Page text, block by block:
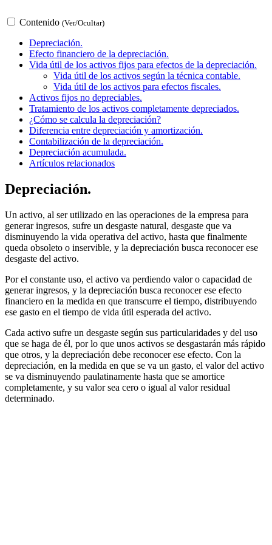
Contenido (Ver/Ocultar)
Depreciación.
Efecto financiero de la depreciación.
Vida útil de los activos fijos para efectos de la depreciación.
Vida útil de los activos según la técnica contable.
Vida útil de los activos para efectos fiscales.
Activos fijos no depreciables.
Tratamiento de los activos completamente depreciados.
¿Cómo se calcula la depreciación?
Diferencia entre depreciación y amortización.
Contabilización de la depreciación.
Depreciación acumulada.
Artículos relacionados
Depreciación.
Un activo, al ser utilizado en las operaciones de la empresa para
generar ingresos, sufre un desgaste natural, desgaste que va
disminuyendo la vida operativa del activo, hasta que finalmente
queda obsoleto o inservible, y la depreciación busca reconocer ese
desgaste del activo.
Por el constante uso, el activo va perdiendo valor o capacidad de
generar ingresos, y la depreciación busca reconocer ese efecto
financiero en la medida en que transcurre el tiempo, distribuyendo
ese gasto en el tiempo de vida útil esperada del activo.
Cada activo sufre un desgaste según sus particularidades y del uso
que se haga de él, por lo que unos activos se desgastarán más rápido
que otros, y la depreciación debe reconocer ese efecto. Con la
depreciación, en la medida en que se va un gasto, el valor del activo
se va disminuyendo paulatinamente hasta que se amortice
completamente, y su valor sea cero o igual al valor residual
determinado.